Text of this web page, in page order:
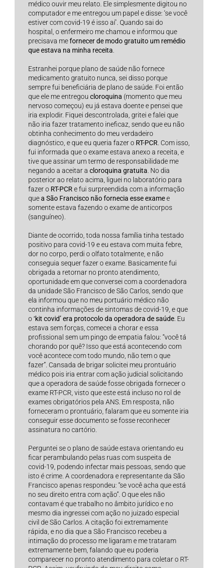
médico ouvir meu relato. Ele simplesmente digitou no
computador e me entregou um papel e disse: ‘se você
estiver com covid-19 é isso aí’. Quando sai do
hospital, o enfermeiro me chamou e informou que
precisava mefornecer de modo gratuito um remédio
que estava na minha receita.
Estranhei porque plano de saúde não fornece
medicamento gratuito nunca, sei disso porque
sempre fui beneficiária de plano de saúde. Foi então
que ele me entregou cloroquina (momento que meu
nervoso começou) eu já estava doente e pensei que
iria explodir. Fiquei descontrolada, gritei e falei que
não iria fazer tratamento ineficaz, sendo que eu não
obtinha conhecimento do meu verdadeiro
diagnóstico, e que eu queria fazer o RT-PCR. Com isso,
fui informada que o exame estava anexo a receita, e
tive que assinar um termo de responsabilidade me
negando a aceitar a cloroquina gratuita. No dia
posterior ao relato acima, liguei no laboratório para
fazer o RT-PCRe fui surpreendida com a informação
quea São Francisco não fornecia esse examee
somente estava fazendo o exame de anticorpos
(sanguíneo).
Diante de ocorrido, toda nossa família tinha testado
positivo para covid-19 e eu estava com muita febre,
dor no corpo, perdi o olfato totalmente, e não
conseguia sequer fazer o exame. Basicamente fui
obrigada a retornar no pronto atendimento,
oportunidade em que conversei com a coordenadora
da unidade São Francisco de São Carlos, sendo que
ela informou que no meu portuário médico não
continha informações de sintomas de covid-19, e que
o‘kit covid’ era protocolo da operadora de saúde. Eu
estava sem forças, comecei a chorar e essa
profissional sem um pingo de empatia falou: “você tá
chorando por quê? Isso que está acontecendo com
você acontece com todo mundo, não tem o que
fazer”. Cansada de brigar solicitei meu prontuário
médico pois iria entrar com ação judicial solicitando
que a operadora de saúde fosse obrigada fornecer o
exame RT-PCR, visto que este está incluso no rol de
exames obrigatórios pela ANS. Em resposta, não
forneceram o prontuário, falaram que eu somente iria
conseguir esse documento se fosse reconhecer
assinatura no cartório.
Perguntei se o plano de saúde estava orientando eu
ficar perambulando pelas ruas com suspeita de
covid-19, podendo infectar mais pessoas, sendo que
isto é crime. A coordenadora e representante da São
Francisco apenas respondeu: “se você acha que está
no seu direito entra com ação”. O que eles não
contavam é que trabalho no âmbito jurídico e no
mesmo dia ingressei com ação no juizado especial
civil de São Carlos. A citação foi extremamente
rápida, e no dia que a São Francisco recebeu a
intimação do processo me ligaram e me trataram
extremamente bem, falando que eu poderia
comparecer no pronto atendimento para coletar o RT-